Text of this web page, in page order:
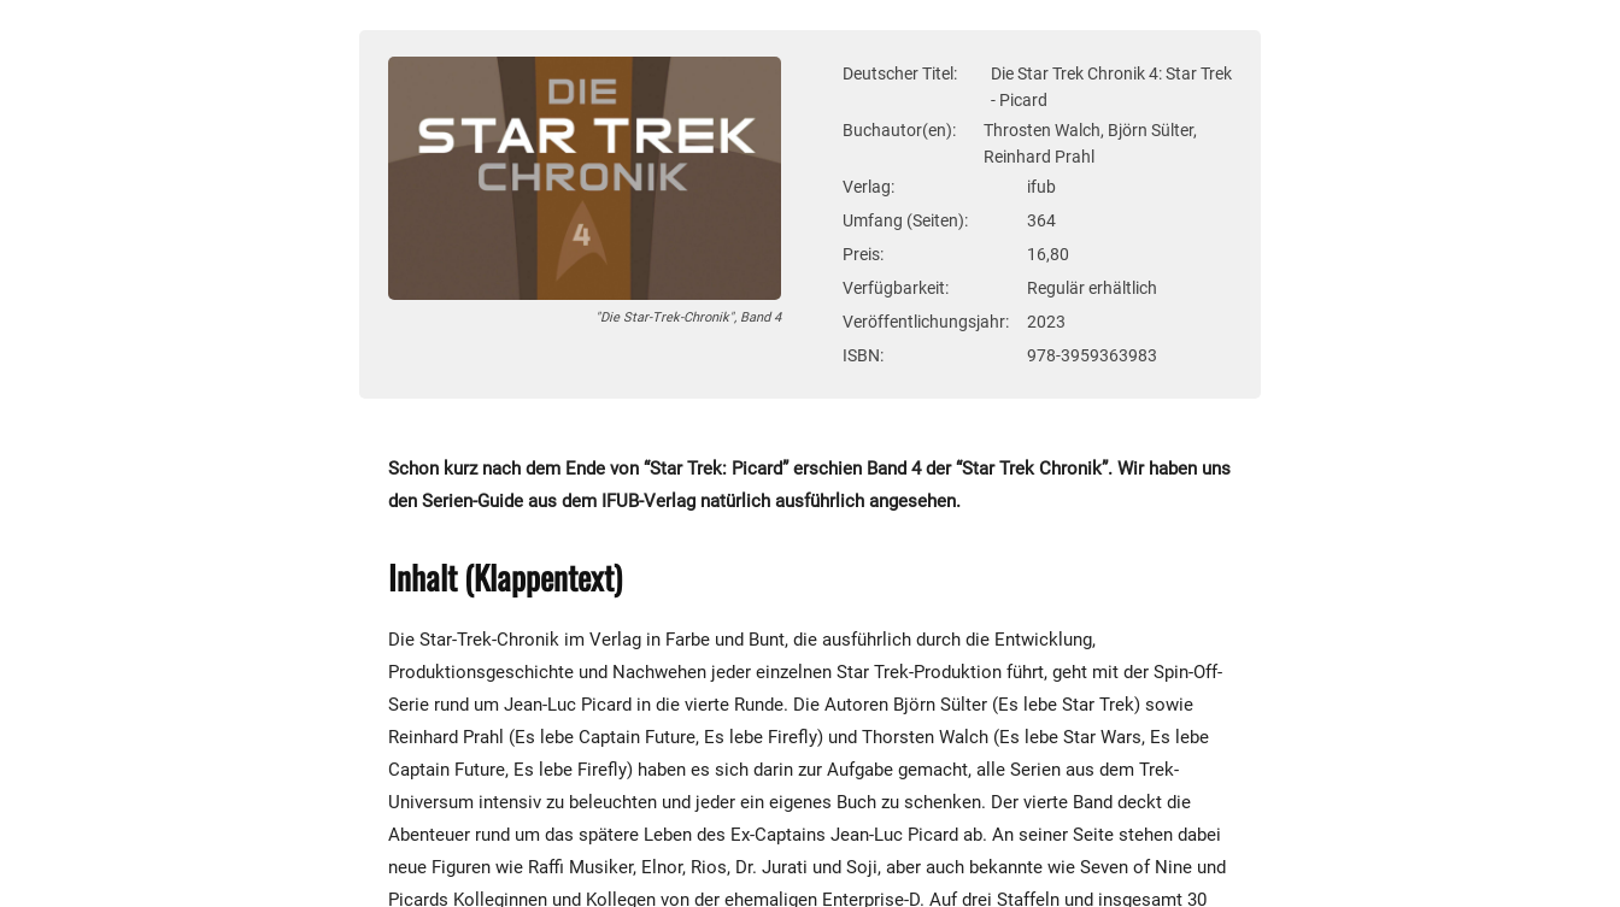
"Die Star-Trek-Chronik", Band 4
Deutscher Titel:
Die Star Trek Chronik 4: Star Trek
- Picard
Buchautor(en):
Throsten Walch, Björn Sülter,
Reinhard Prahl
Verlag:
ifub
Umfang (Seiten):
364
Preis:
16,80
Verfügbarkeit:
Regulär erhältlich
Veröffentlichungsjahr:
2023
ISBN:
978-3959363983
Schon kurz nach dem Ende von “Star Trek: Picard” erschien Band 4 der “Star Trek Chronik”. Wir haben uns
den Serien-Guide aus dem IFUB-Verlag natürlich ausführlich angesehen.
Inhalt (Klappentext)
Die Star-Trek-Chronik im Verlag in Farbe und Bunt, die ausführlich durch die Entwicklung,
Produktionsgeschichte und Nachwehen jeder einzelnen Star Trek-Produktion führt, geht mit der Spin-Off-
Serie rund um Jean-Luc Picard in die vierte Runde. Die Autoren Björn Sülter (Es lebe Star Trek) sowie
Reinhard Prahl (Es lebe Captain Future, Es lebe Firefly) und Thorsten Walch (Es lebe Star Wars, Es lebe
Captain Future, Es lebe Firefly) haben es sich darin zur Aufgabe gemacht, alle Serien aus dem Trek-
Universum intensiv zu beleuchten und jeder ein eigenes Buch zu schenken. Der vierte Band deckt die
Abenteuer rund um das spätere Leben des Ex-Captains Jean-Luc Picard ab. An seiner Seite stehen dabei
neue Figuren wie Raffi Musiker, Elnor, Rios, Dr. Jurati und Soji, aber auch bekannte wie Seven of Nine und
Picards Kolleginnen und Kollegen von der ehemaligen Enterprise-D. Auf drei Staffeln und insgesamt 30